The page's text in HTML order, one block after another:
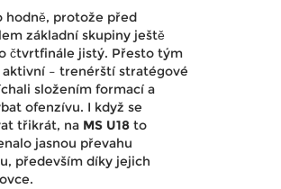
hodně, protože před
základní skupiny ještě
čtvrtfinále jistý. Přesto tým
aktivní – trenérští stratégové
složením formací a
ofenzívu. I když se
třikrát, na MS U18 to
jasnou převahu
především díky jejich